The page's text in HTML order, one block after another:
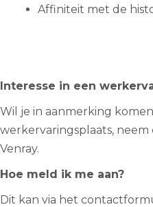
Affiniteit met de
Interesse in een
Wil je in aanmerking
werkervaringsplaats,
Venray.
Hoe meld ik me aan?
Dit kan via het